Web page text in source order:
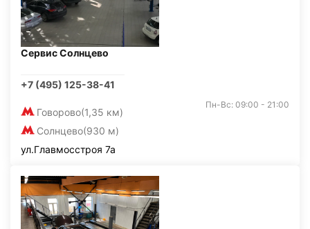
Сервис Солнцево
+7 (495) 125-38-41
Говорово(1,35 км)
Солнцево(930 м)
Пн-Вс: 09:00 - 21:00
ул.Главмосстроя 7а